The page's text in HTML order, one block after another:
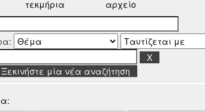
τεκμήρια
αρχείο
Ξεκινήστε μία νέα αναζήτηση